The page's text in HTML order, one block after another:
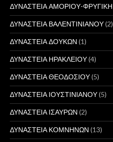
ΔΥΝΑΣΤΕΙΑ ΑΜΟΡΙΟΥ-ΦΡΥΓΙΚΗ
ΔΥΝΑΣΤΕΙΑ ΒΑΛΕΝΤΙΝΙΑΝΟΥ(2)
ΔΥΝΑΣΤΕΙΑ ΔΟΥΚΩΝ (1)
ΔΥΝΑΣΤΕΙΑ ΗΡΑΚΛΕΙΟΥ(4)
ΔΥΝΑΣΤΕΙΑ ΘΕΟΔΟΣΙΟΥ(5)
ΔΥΝΑΣΤΕΙΑ ΙΟΥΣΤΙΝΙΑΝΟΥ(5)
ΔΥΝΑΣΤΕΙΑ ΙΣΑΥΡΩΝ (2)
ΔΥΝΑΣΤΕΙΑ ΚΟΜΝΗΝΩΝ (13)